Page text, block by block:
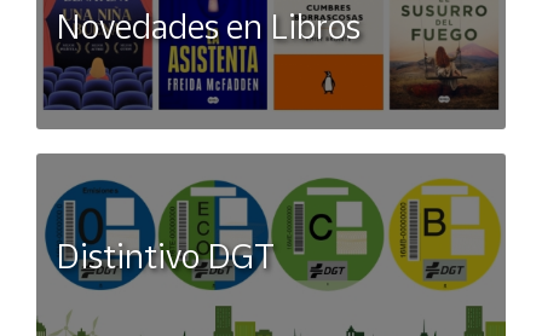
Novedades en Libros
Distintivo DGT